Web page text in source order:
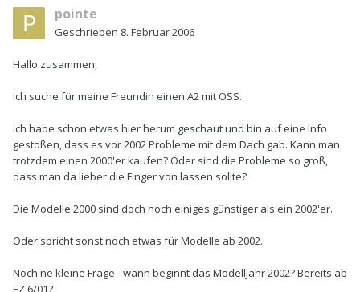
pointe
Geschrieben 8. Februar 2006
Hallo zusammen,
ich suche für meine Freundin einen A2 mit OSS.
Ich habe schon etwas hier herum geschaut und bin auf eine Info
gestoßen, dass es vor 2002 Probleme mit dem Dach gab. Kann man
trotzdem einen 2000'er kaufen? Oder sind die Probleme so groß,
dass man da lieber die Finger von lassen sollte?
Die Modelle 2000 sind doch noch einiges günstiger als ein 2002'er.
Oder spricht sonst noch etwas für Modelle ab 2002.
Noch ne kleine Frage - wann beginnt das Modelljahr 2002? Bereits ab
EZ 6/01?